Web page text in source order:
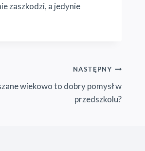
zaszkodzi, a jedynie
NASTĘPNY
wiekowo to dobry pomysł w
przedszkolu?